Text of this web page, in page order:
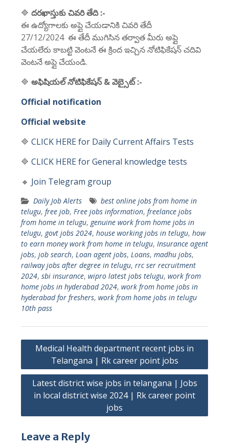
🔷 దరఖాస్తుకు చివరి తేది :-
ఈ ఉద్యోగాలకు అప్లై చేయడానికి చివరి తేదీ
27/12/2024 ఈ తేదీ ముగిసిన తర్వాత మీరు అప్లై
చేయలేరు కాబట్టి వెంటనే ఈ క్రింద ఇచ్చిన నోటిఫికేషన్ చదివి
వెంటనే అప్లై చేయండి.
🔷 అఫిషియల్ నోటిఫికేషన్ & వెబ్సైట్ :-
Official notification
Official website
🔷 CLICK HERE for Daily Current Affairs Tests
🔷 CLICK HERE for General knowledge tests
🔸 Join Telegram group
Daily Job Alerts
best online jobs from home in
telugu, free job, Free jobs information, freelance jobs
from home in telugu, genuine work from home jobs in
telugu, govt jobs 2024, house working jobs in telugu, how
to earn money work from home in telugu, Insurance agent
jobs, job search, Loan agent jobs, Loans, madhu jobs,
railway jobs after degree in telugu, rrc ser recruitment
2024, sbi insurance, wipro latest jobs telugu, work from
home jobs in hyderabad 2024, work from home jobs in
hyderabad for freshers, work from home jobs in telugu
10th pass
Post
navigation
Medical Health department recent jobs in
Telangana | Rk career point jobs
Latest district wise jobs in telangana | Jobs
in local district wise 2024 | Rk career point
jobs
Leave a Reply